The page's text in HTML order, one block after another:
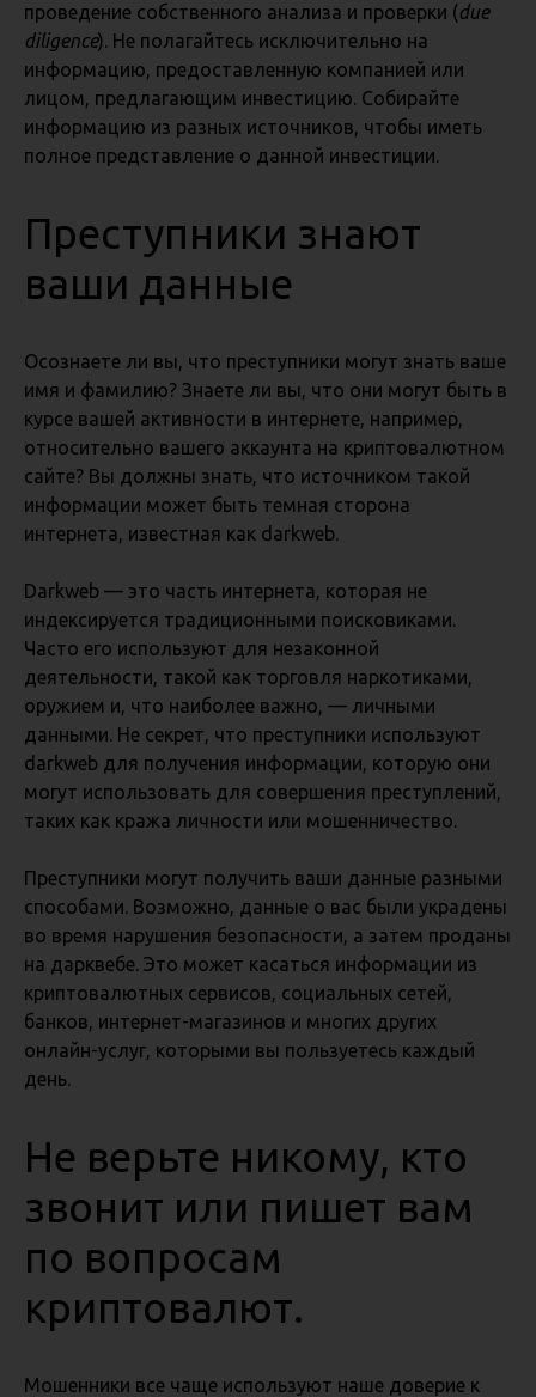
проведение собственного анализа и проверки (due
diligence). Не полагайтесь исключительно на
информацию, предоставленную компанией или
лицом, предлагающим инвестицию. Собирайте
информацию из разных источников, чтобы иметь
полное представление о данной инвестиции.
Преступники знают
ваши данные
Осознаете ли вы, что преступники могут знать ваше
имя и фамилию? Знаете ли вы, что они могут быть в
курсе вашей активности в интернете, например,
относительно вашего аккаунта на криптовалютном
сайте? Вы должны знать, что источником такой
информации может быть темная сторона
интернета, известная как darkweb.
Darkweb — это часть интернета, которая не
индексируется традиционными поисковиками.
Часто его используют для незаконной
деятельности, такой как торговля наркотиками,
оружием и, что наиболее важно, — личными
данными. Не секрет, что преступники используют
darkweb для получения информации, которую они
могут использовать для совершения преступлений,
таких как кража личности или мошенничество.
Преступники могут получить ваши данные разными
способами. Возможно, данные о вас были украдены
во время нарушения безопасности, а затем проданы
на дарквебе. Это может касаться информации из
криптовалютных сервисов, социальных сетей,
банков, интернет-магазинов и многих других
онлайн-услуг, которыми вы пользуетесь каждый
день.
Не верьте никому, кто
звонит или пишет вам
по вопросам
криптовалют.
Мошенники все чаще используют наше доверие к